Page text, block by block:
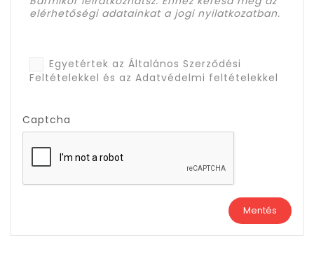
elérhetőségi adatainkat a jogi nyilatkozatban.
Egyetértek az Általános Szerződési
Feltételekkel és az Adatvédelmi feltételekkel
Captcha
Mentés